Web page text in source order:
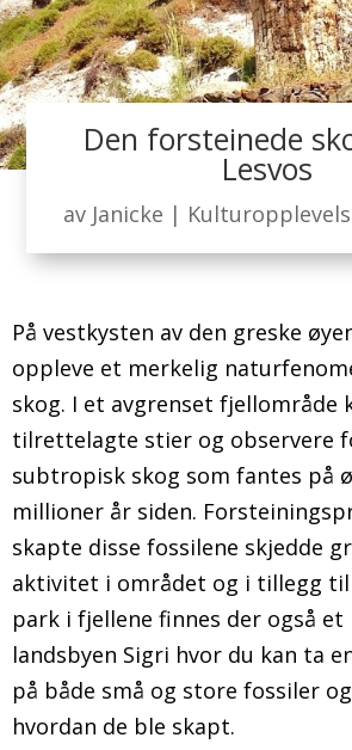
Den forsteinede
Lesvos
av Janicke |
På vestkysten av den greske
oppleve et merkelig
skog. I et avgrenset fjellområde
tilrettelagte stier og observere
subtropisk skog som fantes på
millioner år siden.
skapte disse fossilene skjedde
aktivitet i området og i tillegg
park i fjellene finnes der også et
landsbyen Sigri hvor du kan ta
på både små og store fossiler
hvordan de ble skapt.